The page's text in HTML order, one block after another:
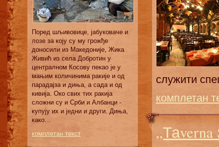
Поред шљивовице, јабуковаче и
лозе за коју су му грожђе
доносили из Македоније, Жика
Живић из села Добротин у
централном Косову пекао је у
мањим количинима ракије и од
парадајза и диња, а сада и од
кивија. Око свих тих ракија
сложни су и Срби и Албанци -
купују их и једни и други. Диња,
како...
комплетан текст
служити
комплетан